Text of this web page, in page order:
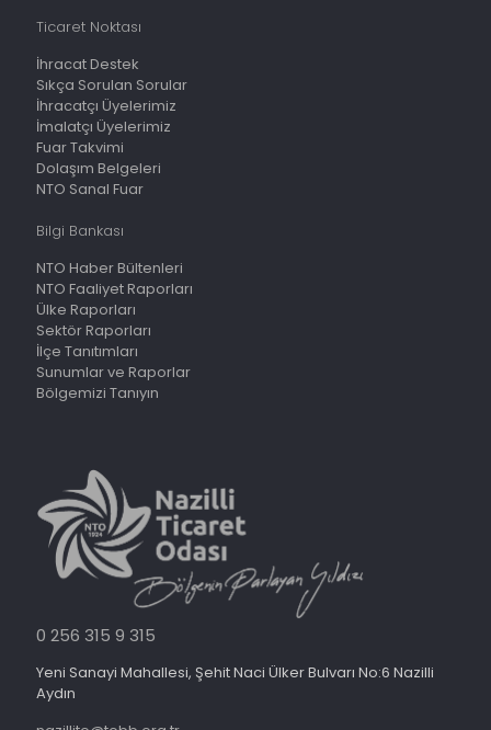
Ticaret Noktası
İhracat Destek
Sıkça Sorulan Sorular
İhracatçı Üyelerimiz
İmalatçı Üyelerimiz
Fuar Takvimi
Dolaşım Belgeleri
NTO Sanal Fuar
Bilgi Bankası
NTO Haber Bültenleri
NTO Faaliyet Raporları
Ülke Raporları
Sektör Raporları
İlçe Tanıtımları
Sunumlar ve Raporlar
Bölgemizi Tanıyın
0 256 315 9 315
Yeni Sanayi Mahallesi, Şehit Naci Ülker Bulvarı No:6 Nazilli
Aydın